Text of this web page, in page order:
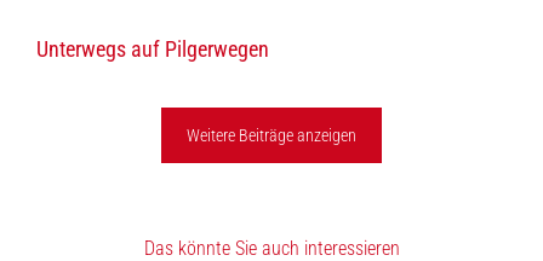
Mail
Unterwegs auf Pilgerwegen
Weitere Beiträge anzeigen
Das könnte Sie auch interessieren